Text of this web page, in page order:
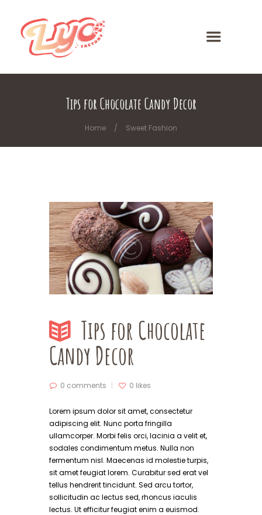
Tips for Chocolate Candy Decor
Home Sweet Fashion
Tips for Chocolate
Candy Decor
0 comments 0 likes
Lorem ipsum dolor sit amet, consectetur
adipiscing elit. Nunc porta fringilla
ullamcorper. Morbi felis orci, lacinia a velit et,
sodales condimentum metus. Nulla non
fermentum nisl. Maecenas id molestie turpis,
sit amet feugiat lorem. Curabitur sed erat vel
tellus hendrerit tincidunt. Sed arcu tortor,
sollicitudin ac lectus sed, rhoncus iaculis
lectus. Ut efficitur feugiat enim a euismod.